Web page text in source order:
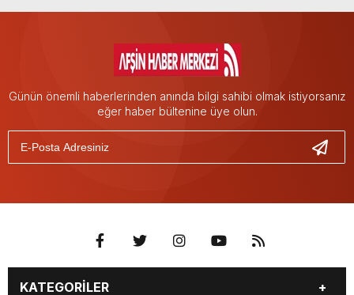
Günün önemli haberlerinden anında bilgi sahibi olmak istiyorsanız
eğer haber bültenine üye olun.
KATEGORİLER